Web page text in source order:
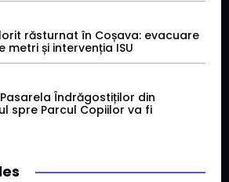
răsturnat în Coșava: evacuare
metri și intervenția ISU
Îndrăgostiților din
spre Parcul Copiilor va fi